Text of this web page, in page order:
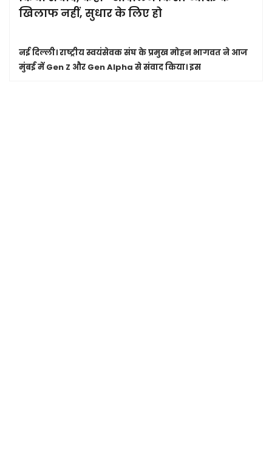
खिलाफ नहीं, सुधार के लिए हो
नई दिल्ली।राष्ट्रीय स्वयंसेवक संघ के प्रमुख मोहन भागवत ने आज
मुंबई में Gen Z और Gen Alpha से संवाद किया। इस